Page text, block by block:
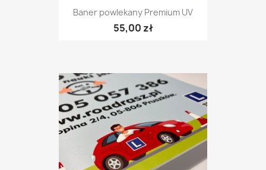
Baner powlekany Premium UV
55,00 zł